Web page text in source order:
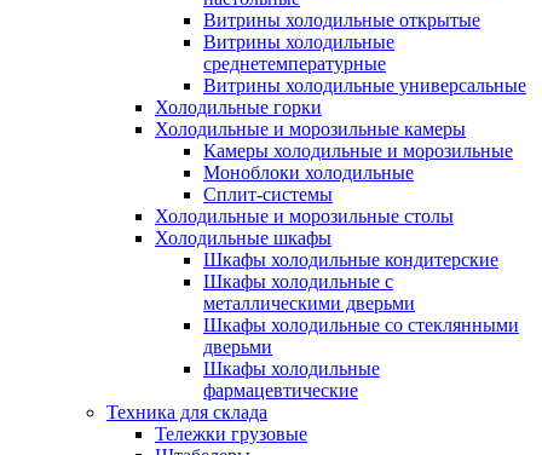
Витрины холодильные открытые
Витрины холодильные
среднетемпературные
Витрины холодильные универсальные
Холодильные горки
Холодильные и морозильные камеры
Камеры холодильные и морозильные
Моноблоки холодильные
Сплит-системы
Холодильные и морозильные столы
Холодильные шкафы
Шкафы холодильные кондитерские
Шкафы холодильные с
металлическими дверьми
Шкафы холодильные со стеклянными
дверьми
Шкафы холодильные
фармацевтические
Техника для склада
Тележки грузовые